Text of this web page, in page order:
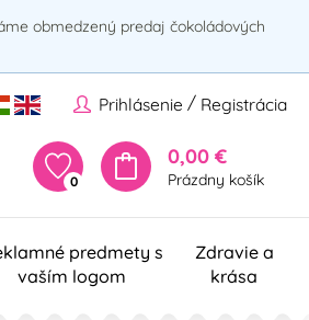
obmedzený predaj čokoládových
Prihlásenie / Registrácia
0
0,00 €
Prázdny košík
predmety s
vaším logom
Zdravie a
krása